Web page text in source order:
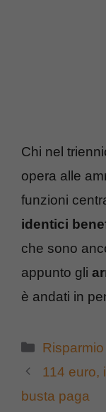
Chi nel
opera alle
funzioni
identici
che sono
appunto gli
è andati in
Categorie
Risparmio
114 euro,
busta paga